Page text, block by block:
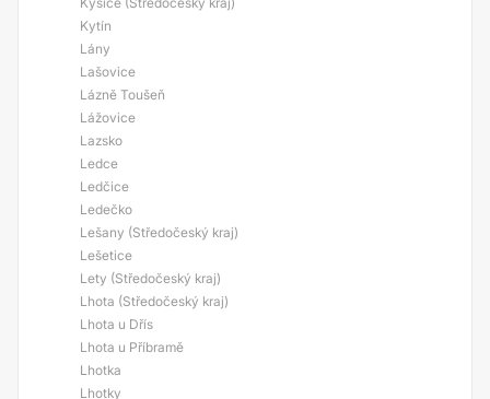
Kytín
Lány
Lašovice
Lázně Toušeň
Lážovice
Lazsko
Ledce
Ledčice
Ledečko
Lešany (Středočeský kraj)
Lešetice
Lety (Středočeský kraj)
Lhota (Středočeský kraj)
Lhota u Dřís
Lhota u Příbramě
Lhotka
Lhotky